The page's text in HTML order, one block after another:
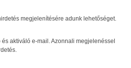
megjelenítésére adunk lehetőséget.
és aktiváló e-mail. Azonnali megjelenéssel